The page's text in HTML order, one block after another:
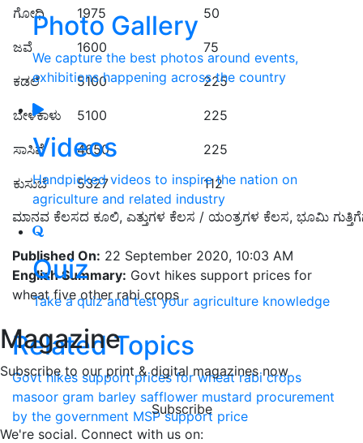
Photo Gallery
We capture the best photos around events,
exhibitions happening across the country
Videos
Handpicked videos to inspire the nation on
agriculture and related industry
Quiz
Take a quiz and test your agriculture knowledge
Magazine
Subscribe to our print & digital magazines now
Subscribe
We're social. Connect with us on:
ಗೋಧಿ 1975 50
ಜವೆ 1600 75
ಕಡಲೆ 5100 225
ಬೇಳೆಕಾಳು 5100 225
ಸಾಸಿವೆ 4650 225
ಕುಸುಬೆ 5327 112
ಮಾನವ ಕೆಲಸದ ಕೂಲಿ, ಎತ್ತುಗಳ ಕೆಲಸ / ಯಂತ್ರಗಳ ಕೆಲಸ, ಭೂಮಿ
Published On: 22 September 2020, 10:03 AM
English Summary: Govt hikes support prices for
wheat five other rabi crops
Related Topics
Govt hikes support prices for wheat rabi crops
masoor gram barley safflower mustard procurement
by the government MSP support price